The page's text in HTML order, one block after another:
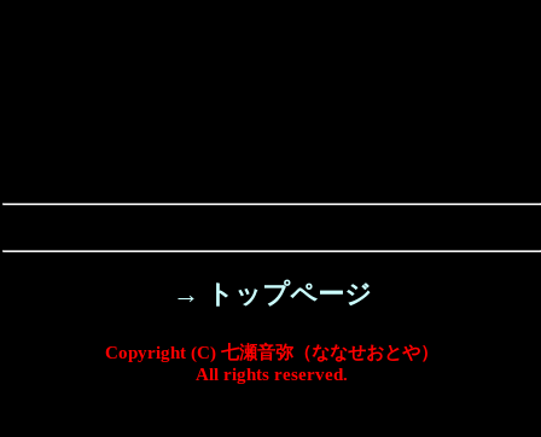
→ トップページ
Copyright (C) 七瀬音弥（ななせおとや）
All rights reserved.